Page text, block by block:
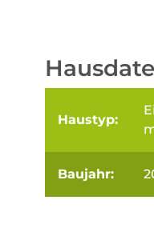
Haustyp:
Baujahr: